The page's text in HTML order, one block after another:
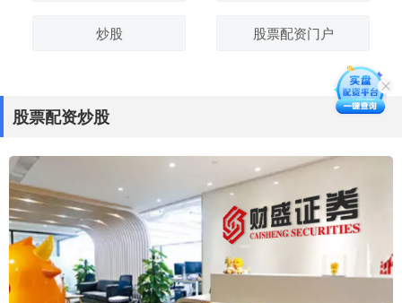
炒股 股票配资门户
股票配资炒股